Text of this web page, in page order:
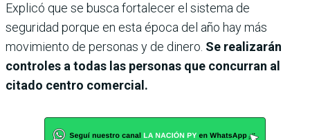
Explicó que se busca fortalecer el sistema de
seguridad porque en esta época del año hay más
movimiento de personas y de dinero. Se realizarán
controles a todas las personas que concurran al
citado centro comercial.